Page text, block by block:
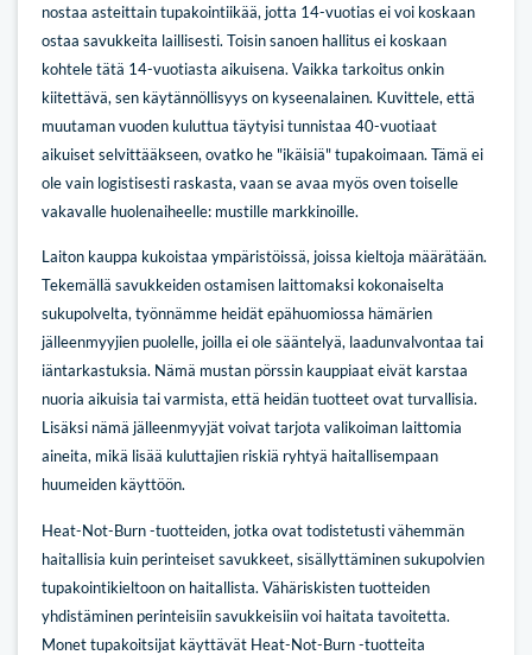
nostaa asteittain tupakointiikää, jotta 14-vuotias ei voi koskaan
ostaa savukkeita laillisesti. Toisin sanoen hallitus ei koskaan
kohtele tätä 14-vuotiasta aikuisena. Vaikka tarkoitus onkin
kiitettävä, sen käytännöllisyys on kyseenalainen. Kuvittele, että
muutaman vuoden kuluttua täytyisi tunnistaa 40-vuotiaat
aikuiset selvittääkseen, ovatko he "ikäisiä" tupakoimaan. Tämä ei
ole vain logistisesti raskasta, vaan se avaa myös oven toiselle
vakavalle huolenaiheelle: mustille markkinoille.
Laiton kauppa kukoistaa ympäristöissä, joissa kieltoja määrätään.
Tekemällä savukkeiden ostamisen laittomaksi kokonaiselta
sukupolvelta, työnnämme heidät epähuomiossa hämärien
jälleenmyyjien puolelle, joilla ei ole sääntelyä, laadunvalvontaa tai
iäntarkastuksia. Nämä mustan pörssin kauppiaat eivät karstaa
nuoria aikuisia tai varmista, että heidän tuotteet ovat turvallisia.
Lisäksi nämä jälleenmyyjät voivat tarjota valikoiman laittomia
aineita, mikä lisää kuluttajien riskiä ryhtyä haitallisempaan
huumeiden käyttöön.
Heat-Not-Burn -tuotteiden, jotka ovat todistetusti vähemmän
haitallisia kuin perinteiset savukkeet, sisällyttäminen sukupolvien
tupakointikieltoon on haitallista. Vähäriskisten tuotteiden
yhdistäminen perinteisiin savukkeisiin voi haitata tavoitetta.
Monet tupakoitsijat käyttävät Heat-Not-Burn -tuotteita